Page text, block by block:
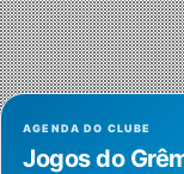
AGENDA DO CLUBE
Jogos do